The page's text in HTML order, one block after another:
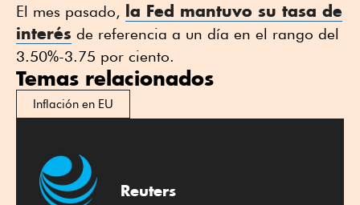
El mes pasado, la Fed mantuvo su tasa de
interés de referencia a un día en el rango del
3.50%-3.75 por ciento.
Temas relacionados
Inflación en EU
Reuters